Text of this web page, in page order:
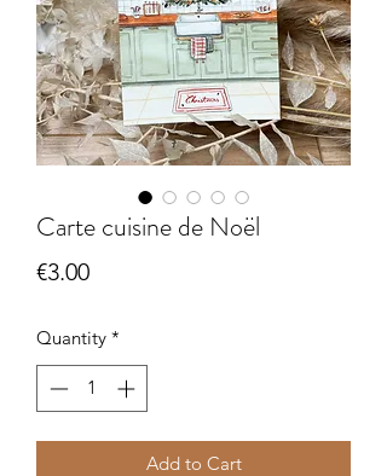
Carte cuisine de Noël
€3.00Price
Quantity *
Add to Cart